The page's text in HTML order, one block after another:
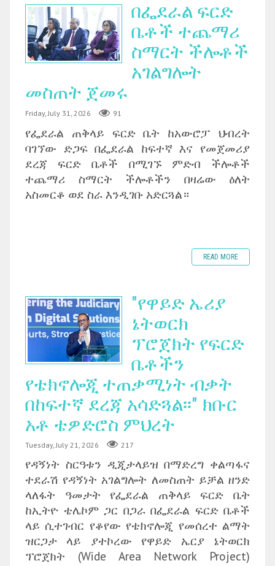
በፌደራል ፍርድ
ቤቶች ተጨማሪ
ስማርት ችሎቶች
አገልግሎት
መስጠት ጀመሩ
Friday, July 31, 2026 91
የፌደራል ጠቅላይ ፍርድ ቤት ከአውሮፓ ህብረት
ባገኘው ድጋፍ በፌደራል ከፍተኛ እና የመጀመሪያ
ደረጃ ፍርድ ቤቶች በሚገኙ ምድብ ችሎቶች
ተጨማሪ ስማርት ችሎቶችን በዛሬው ዕለት
አስመርቆ ወደ ስራ እንዲገቡ አድርጓል።
READ MORE
"የዋይድ ኤሪያ
ኔትወርክ
ፕሮጀክት የፍርድ
ቤቶችን
የቴክኖሎጂ ተጠቃሚነት ብቃት
በከፍተኛ ደረጃ አሳድጓል፡፡" ክቡር
አቶ ቴዎድሮስ ምህረት
Tuesday, July 21, 2026 217
የዳኝነት ስርዓቱን ዲጂታላይዝ በማድረግ ቀልጣፋና
ተደራሽ የዳኝነት አገልግሎት ለመስጠት ይቻል ዘንድ
ላለፋት ዓመታት የፌደራል ጠቅላይ ፍርድ ቤት
ከኢትዮ ቴሌኮም ጋር በጋራ በፌደራል ፍርድ ቤቶች
ላይ ሲተገብር የቆየው የቴክኖሎጂ የመሰረተ ልማት
ዝርጋታ ላይ ያተኮረው የዋይድ ኤርያ ኔትወርክ
ፕሮጀክት (Wide Area Network Project)